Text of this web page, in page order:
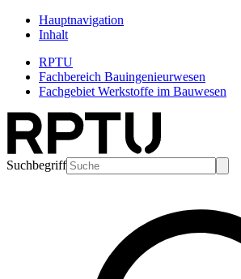
Hauptnavigation
Inhalt
RPTU
Fachbereich Bauingenieurwesen
Fachgebiet Werkstoffe im Bauwesen
Suchbegriff